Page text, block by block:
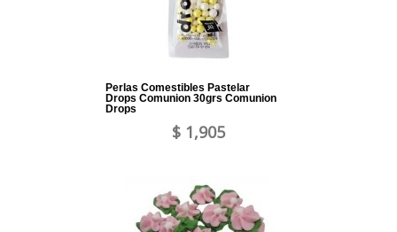
Perlas Comestibles Pastelar
Drops Comunion 30grs Comunion
Drops
$ 1,905